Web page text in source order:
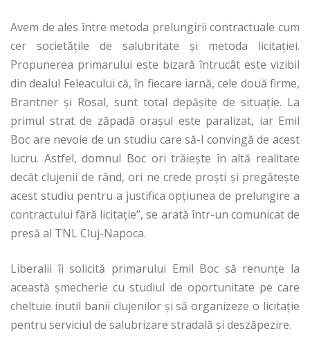
Avem de ales între metoda prelungirii contractuale cum
cer societățile de salubritate și metoda licitației.
Propunerea primarului este bizară întrucât este vizibil
din dealul Feleacului că, în fiecare iarnă, cele două firme,
Brantner și Rosal, sunt total depășite de situație. La
primul strat de zăpadă orașul este paralizat, iar Emil
Boc are nevoie de un studiu care să-l convingă de acest
lucru. Astfel, domnul Boc ori trăiește în altă realitate
decât clujenii de rând, ori ne crede proști și pregătește
acest studiu pentru a justifica opțiunea de prelungire a
contractului fără licitație”, se arată într-un comunicat de
presă al TNL Cluj-Napoca.
Liberalii îi solicită primarului Emil Boc să renunțe la
această șmecherie cu studiul de oportunitate pe care
cheltuie inutil banii clujenilor și să organizeze o licitație
pentru serviciul de salubrizare stradală și deszăpezire.